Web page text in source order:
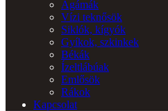
Agámák
Vízi teknősök
Siklók, kígyók
Gyíkok, szkinkek
Békák
Ízeltlábúak
Emlősök
Rákok
Kapcsolat